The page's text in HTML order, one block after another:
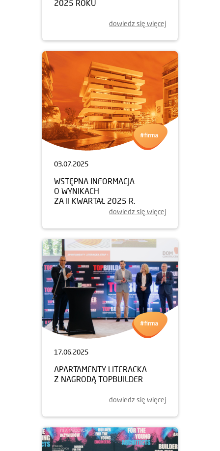
2025 ROKU
dowiedz się więcej
03.07.2025
WSTĘPNA INFORMACJA
O WYNIKACH
ZA II KWARTAŁ 2025 R.
dowiedz się więcej
17.06.2025
APARTAMENTY LITERACKA
Z NAGRODĄ TOPBUILDER
dowiedz się więcej